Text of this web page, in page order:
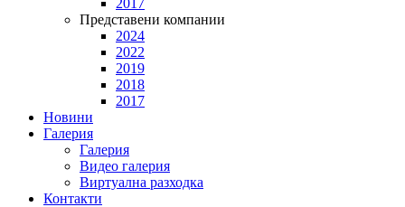
2017
Представени компании
2024
2022
2019
2018
2017
Новини
Галерия
Галерия
Видео галерия
Виртуална разходка
Контакти